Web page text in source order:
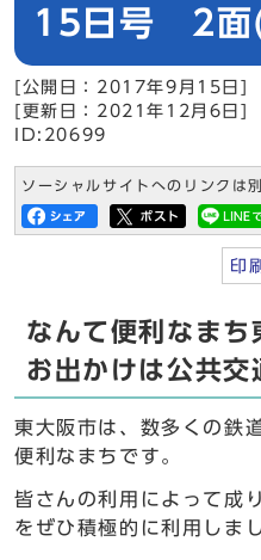
15日号 2面(
[公開日：2017年9月15日]
[更新日：2021年12月6日]
ID:20699
ソーシャルサイトへのリンクは
印刷
なんて便利なまち
お出かけは公共交
東大阪市は、数多くの鉄
便利なまちです。
皆さんの利用によって成
をぜひ積極的に利用しま